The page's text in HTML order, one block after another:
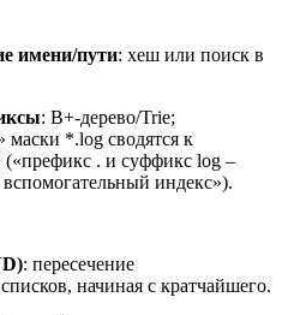
имени/пути: хеш или поиск в
: B+-дерево/Trie;
маски *.log сводятся к
(«префикс . и суффикс log –
индекс»).
: пересечение
начиная с кратчайшего.